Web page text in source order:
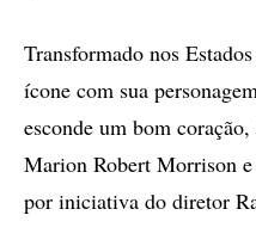
Transformado nos
ícone com sua
esconde um bom
Marion Robert Morrison
por iniciativa do diretor